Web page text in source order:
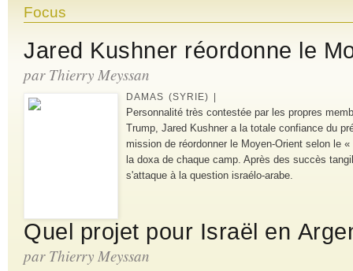
Focus
Jared Kushner réordonne le
par Thierry Meyssan
DAMAS (SYRIE) |
Personnalité très contestée par les propres
Trump, Jared Kushner a la totale confiance du
mission de réordonner le Moyen-Orient selon le
la doxa de chaque camp. Après des succès
s'attaque à la question israélo-arabe.
Quel projet pour Israël en
par Thierry Meyssan